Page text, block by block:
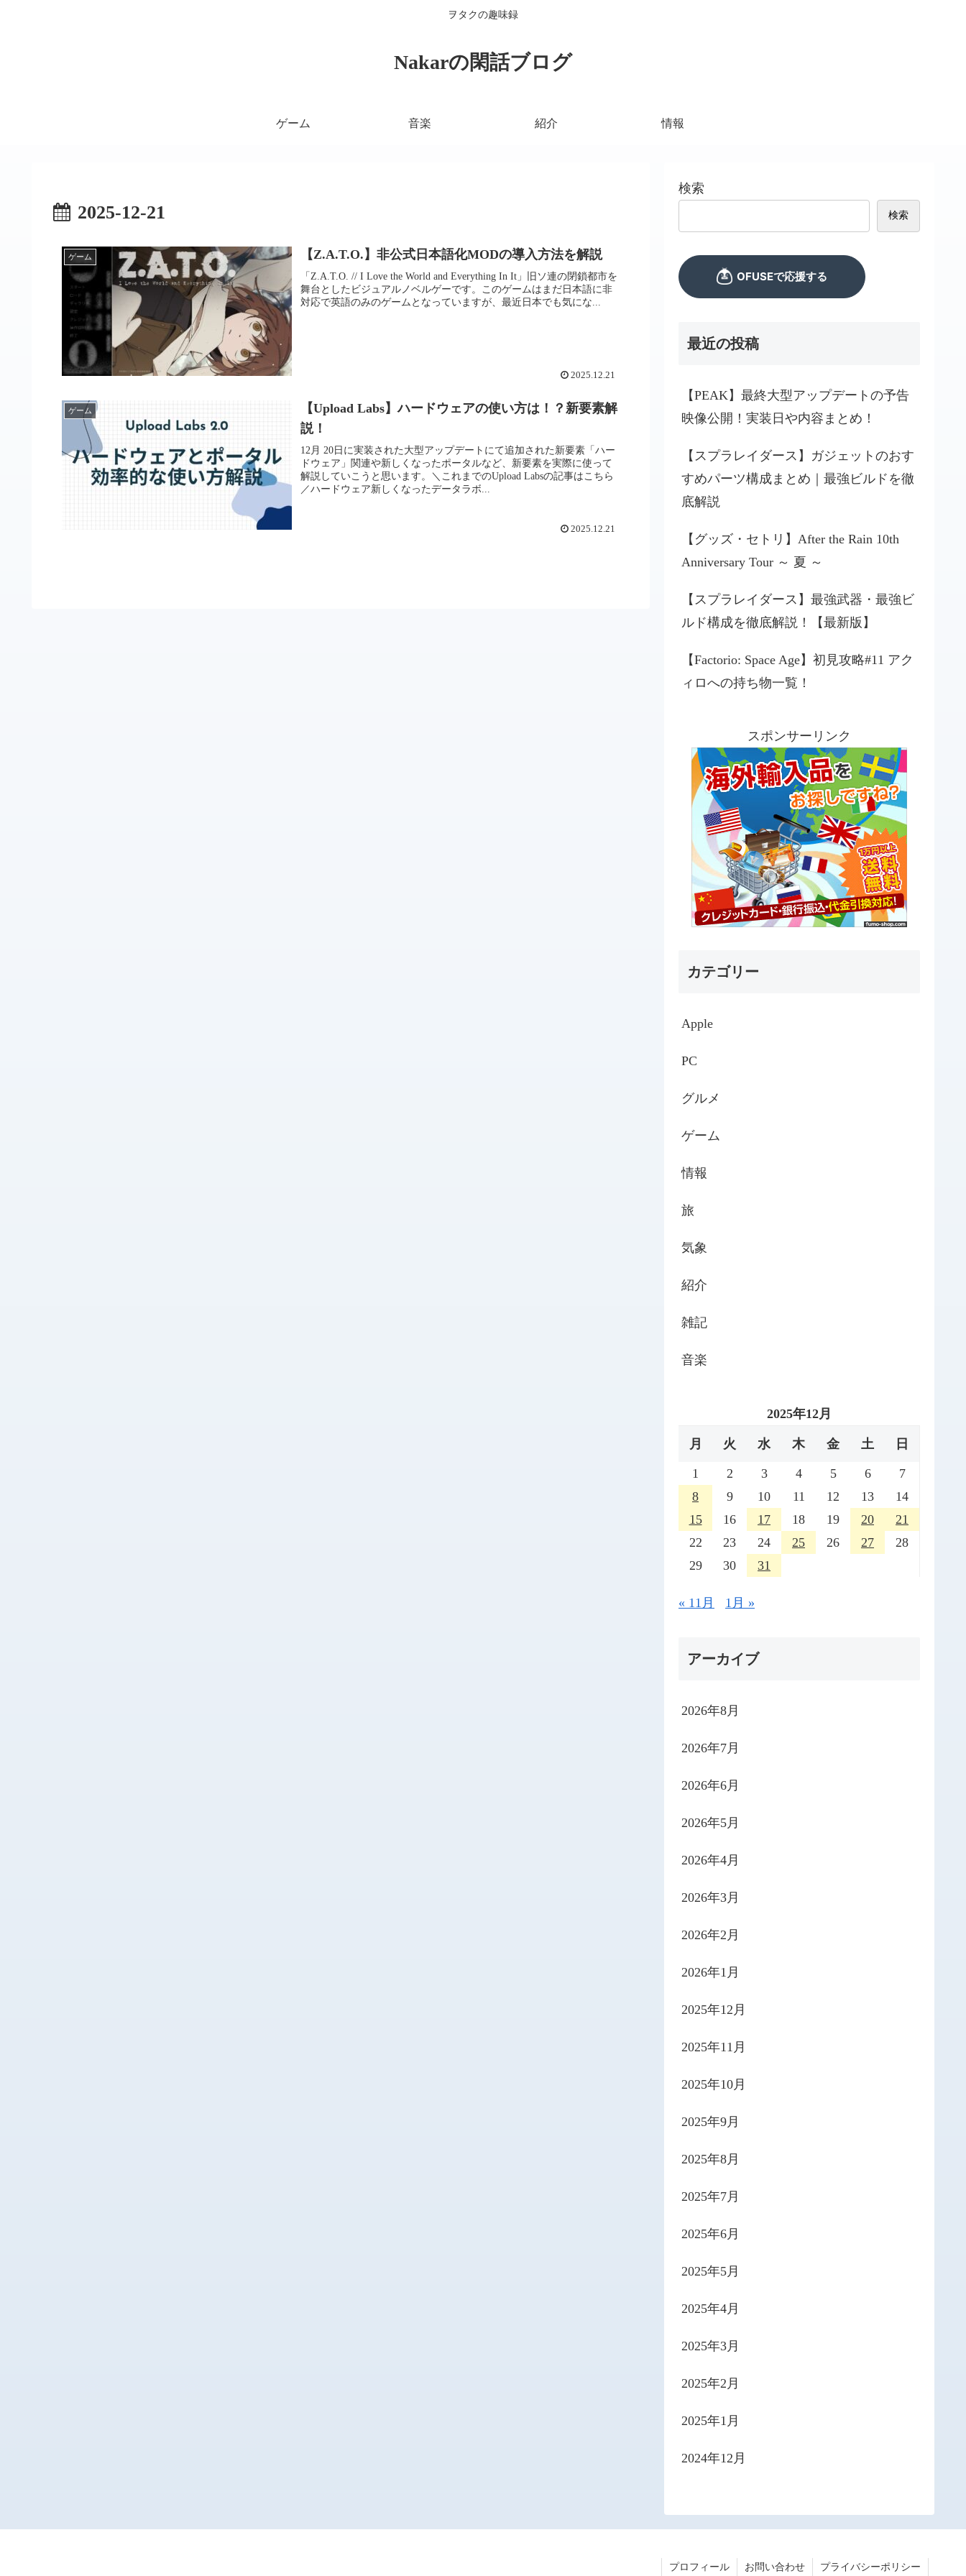
ヲタクの趣味録
Nakarの閑話ブログ
ゲーム 音楽 紹介 情報
2025-12-21
ゲーム 【Z.A.T.O.】非公式日本語化MODの導入方法を解説
「Z.A.T.O. // I Love the World and Everything In It」旧ソ連の閉鎖都市を
舞台としたビジュアルノベルゲーです。このゲームはまだ日本語に非
対応で英語のみのゲームとなっていますが、最近日本でも気にな...
2025.12.21
ゲーム
【Upload Labs】ハードウェアの使い方は！？新要素解
説！
12月 20日に実装された大型アップデートにて追加された新要素「ハー
ドウェア」関連や新しくなったポータルなど、新要素を実際に使って
解説していこうと思います。＼これまでのUpload Labsの記事はこちら
／ハードウェア新しくなったデータラボ...
2025.12.21
検索
検索
最近の投稿
【PEAK】最終大型アップデートの予告
映像公開！実装日や内容まとめ！
【スプラレイダース】ガジェットのおす
すめパーツ構成まとめ｜最強ビルドを徹
底解説
【グッズ・セトリ】After the Rain 10th
Anniversary Tour ～ 夏 ～
【スプラレイダース】最強武器・最強ビ
ルド構成を徹底解説！【最新版】
【Factorio: Space Age】初見攻略#11 アク
ィロへの持ち物一覧！
スポンサーリンク
カテゴリー
Apple
PC
グルメ
ゲーム
情報
旅
気象
紹介
雑記
音楽
2025年12月
月 火 水 木 金 土 日
1 2 3 4 5 6
7
8
9 10 11 12 13
14
15
16 17 18 19 20
21
22
23 24 25 26 27
28
29
30 31
« 11月 1月 »
アーカイブ
2026年8月
2026年7月
2026年6月
2026年5月
2026年4月
2026年3月
2026年2月
2026年1月
2025年12月
2025年11月
2025年10月
2025年9月
2025年8月
2025年7月
2025年6月
2025年5月
2025年4月
2025年3月
2025年2月
2025年1月
2024年12月
プロフィール お問い合わせ プライバシーポリシー